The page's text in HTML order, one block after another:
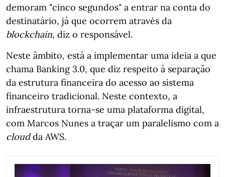
demoram "cinco segundos" a entrar na conta do
destinatário, já que ocorrem através da
blockchain, diz o responsável.
Neste âmbito, está a implementar uma ideia a que
chama Banking 3.0, que diz respeito à separação
da estrutura financeira do acesso ao sistema
financeiro tradicional. Neste contexto, a
infraestrutura torna-se uma plataforma digital,
com Marcos Nunes a traçar um paralelismo com a
cloudda AWS.